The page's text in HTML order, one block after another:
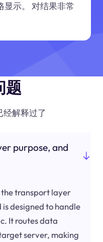
显示。 对结果非常
题
经解释过了
purpose, and
the transport layer
is designed to handle
It routes data
server, making